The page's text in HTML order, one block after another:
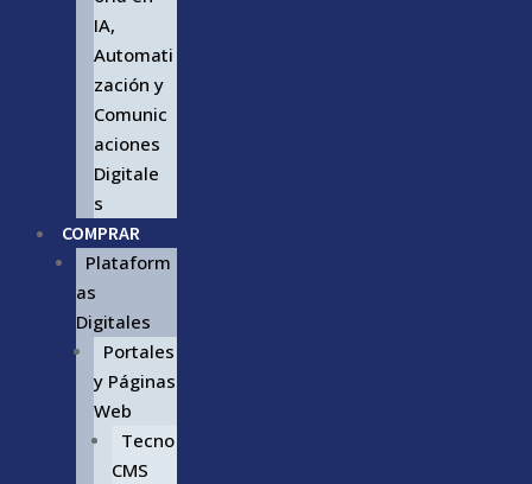
IA,
Automati
zación y
Comunic
aciones
Digitale
s
COMPRAR
Plataform
as
Digitales
Portales
y Páginas
Web
Tecno
CMS